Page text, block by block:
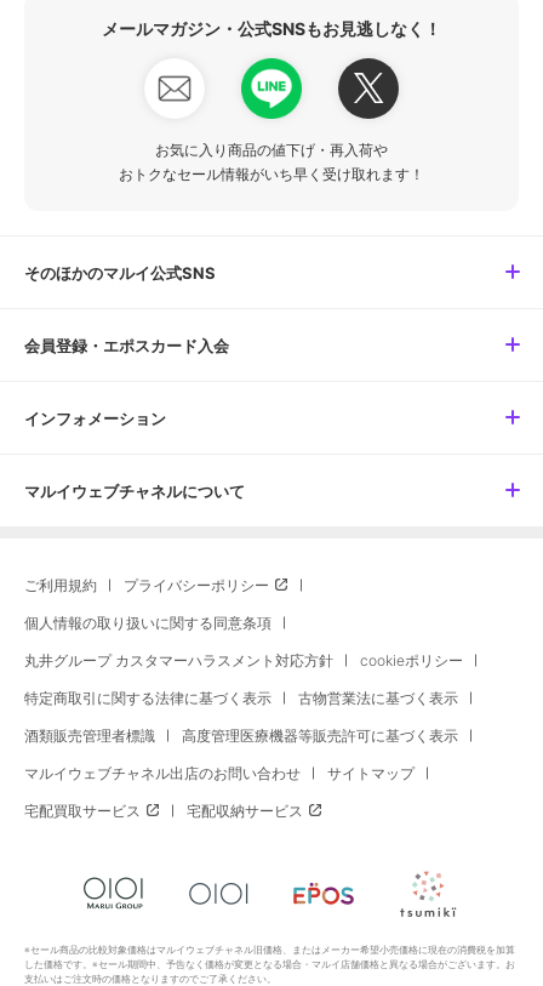
メールマガジン・公式SNSもお見逃しなく！
お気に入り商品の値下げ・再入荷や
おトクなセール情報がいち早く受け取れます！
そのほかのマルイ公式SNS
会員登録・エポスカード入会
インフォメーション
マルイウェブチャネルについて
ご利用規約 プライバシーポリシー
個人情報の取り扱いに関する同意条項
丸井グループ カスタマーハラスメント対応方針 cookieポリシー
特定商取引に関する法律に基づく表示 古物営業法に基づく表示
酒類販売管理者標識 高度管理医療機器等販売許可に基づく表示
マルイウェブチャネル出店のお問い合わせ サイトマップ
宅配買取サービス 宅配収納サービス
※セール商品の比較対象価格はマルイウェブチャネル旧価格、またはメーカー希望小売価格に現在の消費税を加算
した価格です。※セール期間中、予告なく価格が変更となる場合・マルイ店舗価格と異なる場合がございます。お
支払いはご注文時の価格となりますのでご了承ください。